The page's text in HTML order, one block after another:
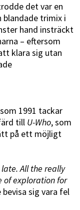
det var en
trimix i
hand insträckt
– eftersom
klara sig utan
1991 tackar
till U-Who, som
på ett möjligt
All the really
of exploration for
sig vara fel